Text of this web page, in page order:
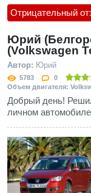
Отрицательный
Юрий
(Volkswagen
Автор: Юрий
5783 0
Объем двигателя:
Добрый день!
личном